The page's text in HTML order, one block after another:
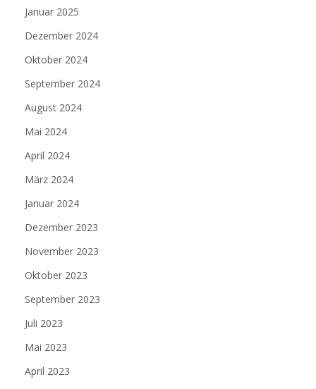
Januar 2025
Dezember 2024
Oktober 2024
September 2024
August 2024
Mai 2024
April 2024
März 2024
Januar 2024
Dezember 2023
November 2023
Oktober 2023
September 2023
Juli 2023
Mai 2023
April 2023